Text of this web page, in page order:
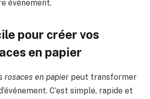
événement.
pour créer vos
en papier
rosaces en papier peut transformer
C’est simple, rapide et